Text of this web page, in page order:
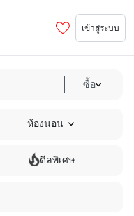
เข้าสู่ระบบ
ซื้อ
ห้องนอน
ดีลพิเศษ